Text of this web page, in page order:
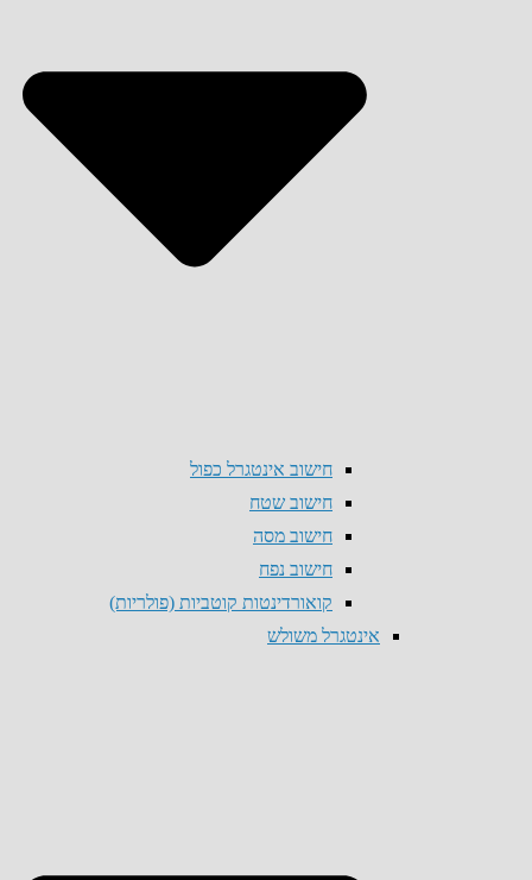
חישוב אינטגרל כפול
חישוב שטח
חישוב מסה
חישוב נפח
קואורדינטות קוטביות (פולריות)
אינטגרל משולש